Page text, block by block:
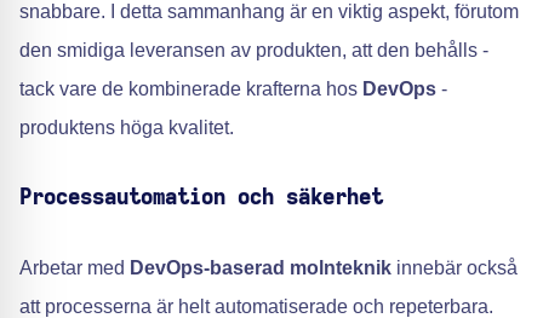
snabbare. I detta sammanhang är en viktig aspekt, förutom
den smidiga leveransen av produkten, att den behålls -
tack vare de kombinerade krafterna hos DevOps -
produktens höga kvalitet.
Processautomation och säkerhet
Arbetar med DevOps-baserad molnteknik innebär också
att processerna är helt automatiserade och repeterbara.